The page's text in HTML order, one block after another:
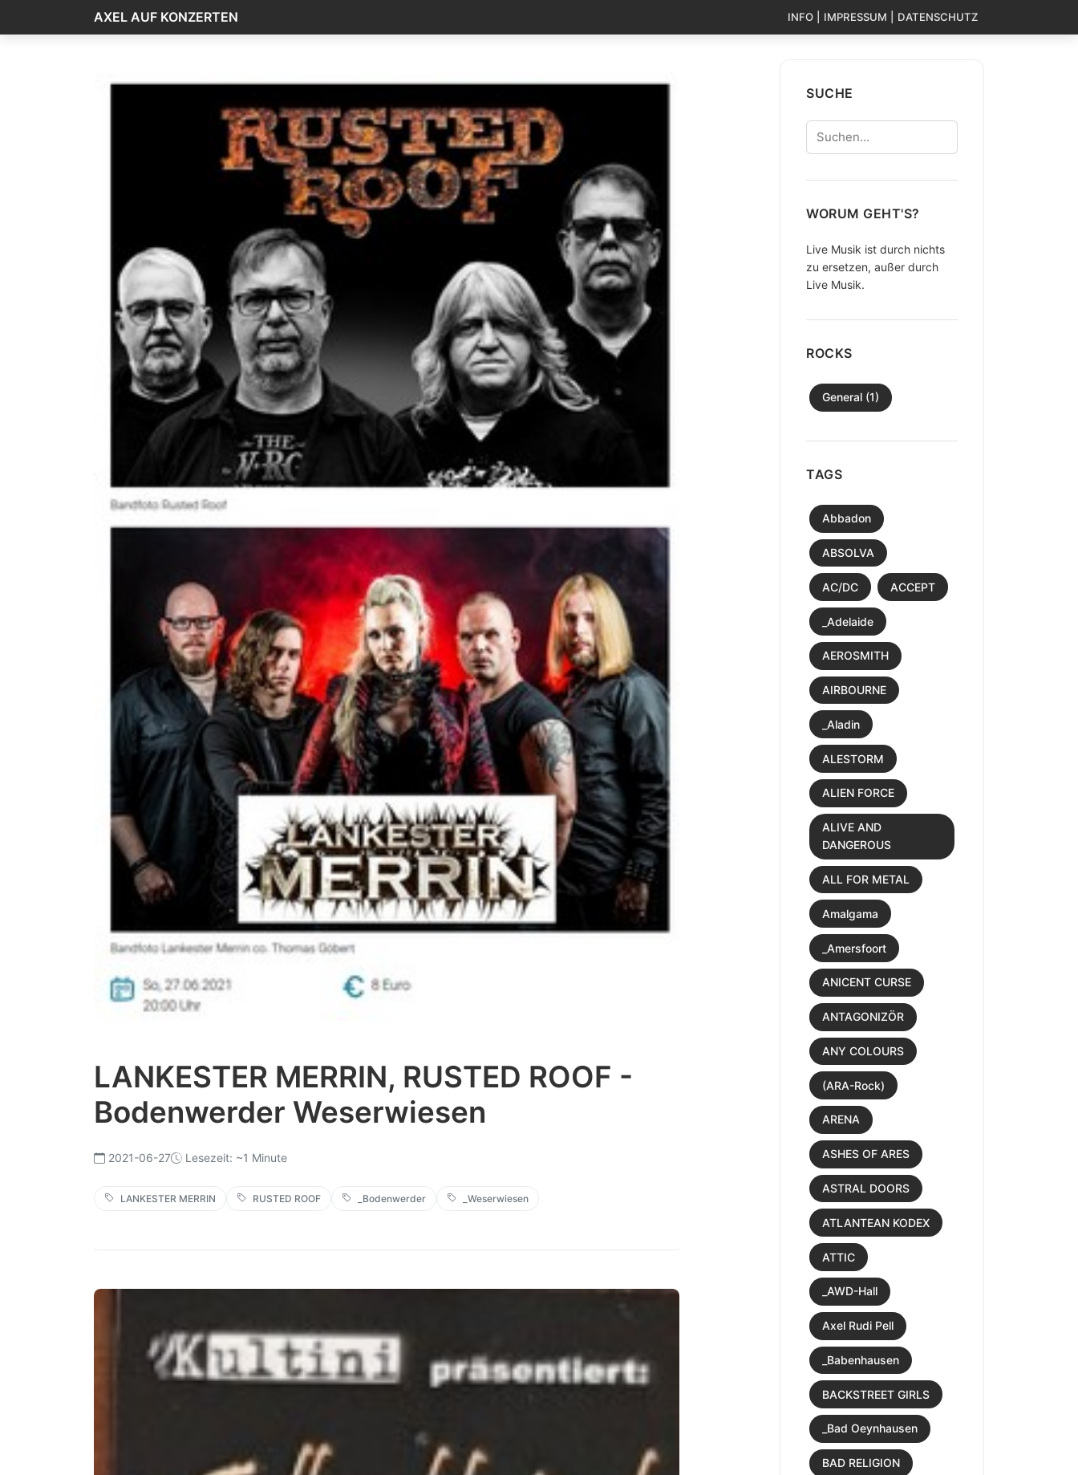
AXEL AUF KONZERTEN INFO | IMPRESSUM | DATENSCHUTZ
LANKESTER MERRIN, RUSTED ROOF -
Bodenwerder Weserwiesen
2021-06-27 Lesezeit: ~1 Minute
LANKESTER MERRIN RUSTED ROOF _Bodenwerder _Weserwiesen
SUCHE
Suchen
WORUM GEHT'S?
Live Musik ist durch nichts
zu ersetzen, außer durch
Live Musik.
ROCKS
General (1)
TAGS
Abbadon
ABSOLVA
AC/DC ACCEPT
_Adelaide
AEROSMITH
AIRBOURNE
_Aladin
ALESTORM
ALIEN FORCE
ALIVE AND
DANGEROUS
ALL FOR METAL
Amalgama
_Amersfoort
ANICENT CURSE
ANTAGONIZÖR
ANY COLOURS
(ARA-Rock)
ARENA
ASHES OF ARES
ASTRAL DOORS
ATLANTEAN KODEX
ATTIC
_AWD-Hall
Axel Rudi Pell
_Babenhausen
BACKSTREET GIRLS
_Bad Oeynhausen
BAD RELIGION